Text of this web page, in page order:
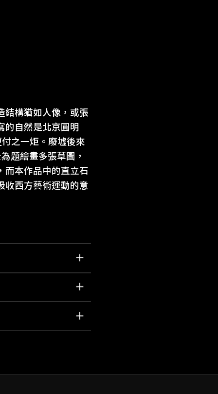
結構猶如人像，或張
的自然是北京圓明
之一炬。廢墟後來
題繪畫多張草圖，
而本作品中的直立石
收西方藝術運動的意